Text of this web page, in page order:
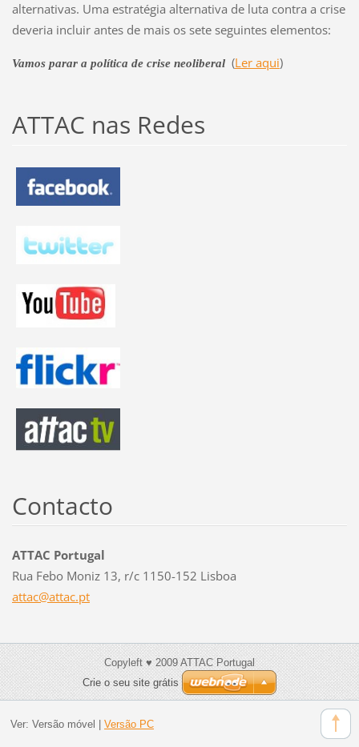
alternativas. Uma estratégia alternativa de luta contra a crise
deveria incluir antes de mais os sete seguintes elementos:
Vamos parar a política de crise neoliberal (Ler aqui)
ATTAC nas Redes
Contacto
ATTAC Portugal
Rua Febo Moniz 13, r/c 1150-152 Lisboa
attac@attac.pt
Copyleft ♥ 2009 ATTAC Portugal
Crie o seu site grátis
Ver: Versão móvel Versão PC